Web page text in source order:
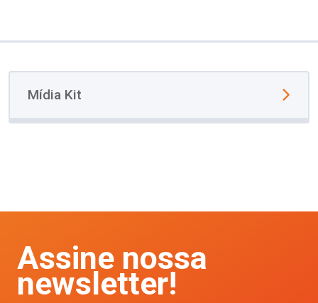
Mídia Kit
Assine nossa
newsletter!